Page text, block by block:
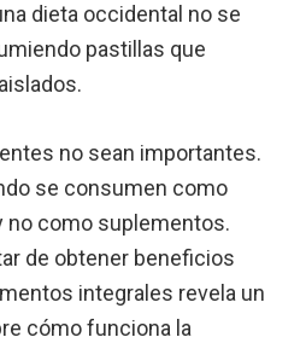
dieta occidental no se
pastillas que
no sean importantes.
se consumen como
no como suplementos.
de obtener beneficios
integrales revela un
cómo funciona la